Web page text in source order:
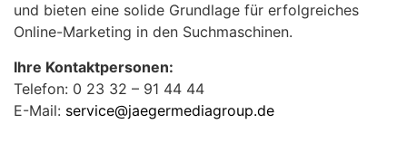
und bieten eine solide Grundlage für erfolgreiches
Online-Marketing in den Suchmaschinen.
Ihre Kontaktpersonen:
Telefon: 0 23 32 – 91 44 44
E-Mail: service@jaegermediagroup.de